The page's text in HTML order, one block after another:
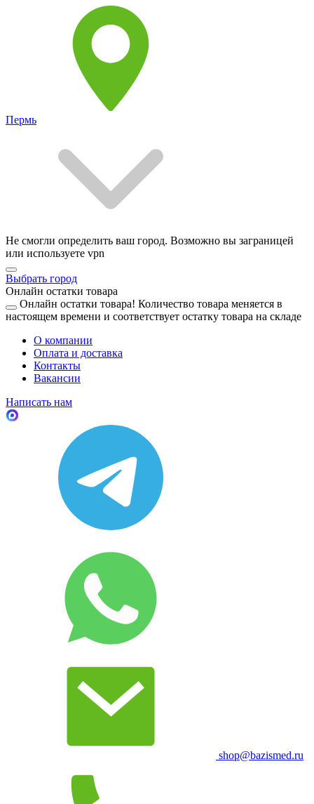
Пермь
Не смогли определить ваш город. Возможно вы заграницей
или используете vpn
Выбрать город
Онлайн остатки товара
Онлайн остатки товара! Количество товара меняется в
настоящем времени и соответствует остатку товара на складе
О компании
Оплата и доставка
Контакты
Вакансии
Написать нам
shop@bazismed.ru